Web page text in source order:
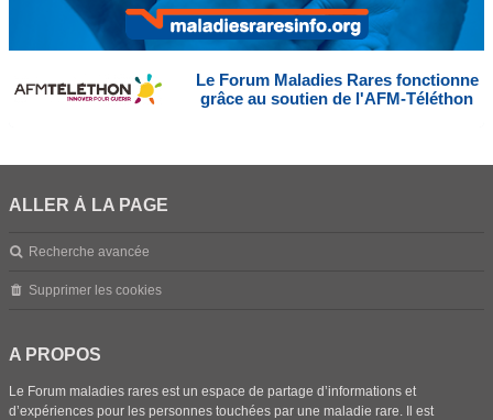
Le Forum Maladies Rares fonctionne
grâce au soutien de l'AFM-Téléthon
ALLER À LA PAGE
Recherche avancée
Supprimer les cookies
A PROPOS
Le Forum maladies rares est un espace de partage d’informations et
d’expériences pour les personnes touchées par une maladie rare. Il est